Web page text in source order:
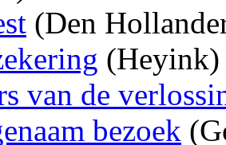
(Den
(Heyink)
van de
bezoek